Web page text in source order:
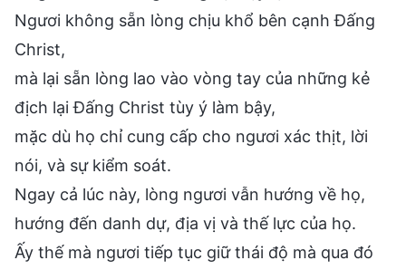
Ngươi không sẵn lòng chịu khổ bên cạnh Đấng
Christ,
mà lại sẵn lòng lao vào vòng tay của những kẻ
địch lại Đấng Christ tùy ý làm bậy,
mặc dù họ chỉ cung cấp cho ngươi xác thịt, lời
nói, và sự kiểm soát.
Ngay cả lúc này, lòng ngươi vẫn hướng về họ,
hướng đến danh dự, địa vị và thế lực của họ.
Ấy thế mà ngươi tiếp tục giữ thái độ mà qua đó